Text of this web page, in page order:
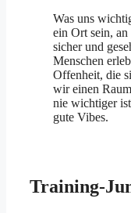
Was uns
ein Ort sein,
sicher und
Menschen
Offenheit, die
wir einen
nie wichtiger
gute Vibes.
Training-